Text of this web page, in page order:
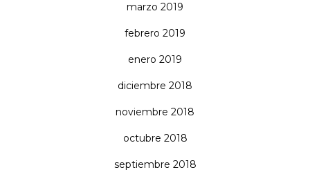
marzo 2019
febrero 2019
enero 2019
diciembre 2018
noviembre 2018
octubre 2018
septiembre 2018